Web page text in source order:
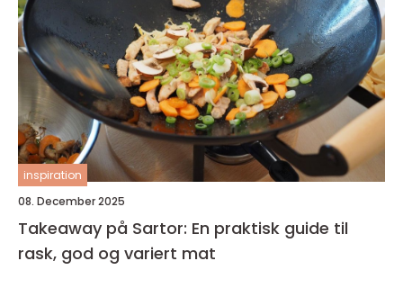
inspiration
08. December 2025
Takeaway på Sartor: En praktisk guide til
rask, god og variert mat